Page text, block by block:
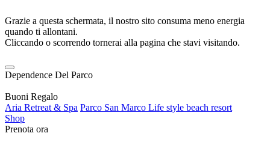
Grazie a questa schermata, il nostro sito consuma meno energia
quando ti allontani.
Cliccando o scorrendo tornerai alla pagina che stavi visitando.
Dependence Del Parco
Buoni Regalo
Aria Retreat & Spa Parco San Marco Life style beach resort
Shop
Prenota ora